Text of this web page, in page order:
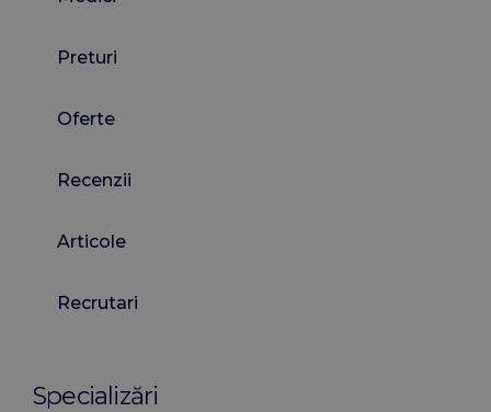
Preturi
Oferte
Recenzii
Articole
Recrutari
Specializări